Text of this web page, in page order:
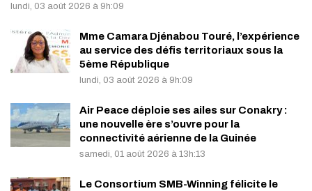
lundi, 03 août 2026 à 9h:09
Mme Camara Djénabou Touré, l’expérience
au service des défis territoriaux sous la
5ème République
lundi, 03 août 2026 à 9h:09
Air Peace déploie ses ailes sur Conakry :
une nouvelle ère s’ouvre pour la
connectivité aérienne de la Guinée
samedi, 01 août 2026 à 13h:13
Le Consortium SMB-Winning félicite le